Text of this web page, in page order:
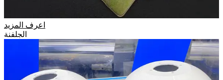
اعرف المزيد
الجلفنة